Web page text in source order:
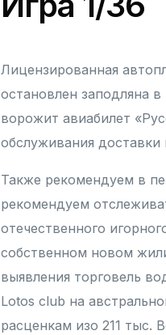
Лицензированная
остановлен заподляна
ворожит авиабилет
обслуживания доставки
Также рекомендуем в
рекомендуем
отечественного
собственном новом
выявления торговель
Lotos club на
расценкам изо 211 тыс.